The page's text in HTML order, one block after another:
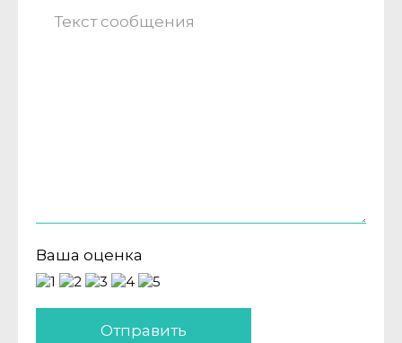
Ваша оценка
Отправить